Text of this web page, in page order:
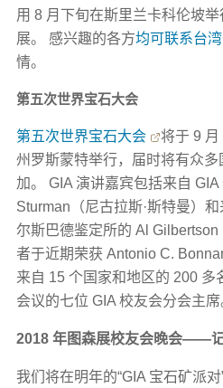
用 8 月下旬在斯里兰卡科伦坡
展。 感兴趣的各方均可联系台
情。
第五次世界宝石大会
第五次世界宝石大会
将于 9
州罗斯蒙特举行，届时将有众
加。 GIA 演讲嘉宾包括来自
Sturman（尼古拉斯·斯特曼）
尔斯巴德鉴定所的 Al Gilbertson
者于近期荣获 Antonio C.
来自 15 个国家和地区的 200 多
会议的七位 GIA 校友会分会主席
2018 年图森展校友会晚会——记
我们将在明年的“GIA 宝石矿派